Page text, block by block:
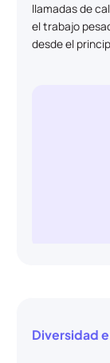
llamadas de
el trabajo
desde el
Diversidad